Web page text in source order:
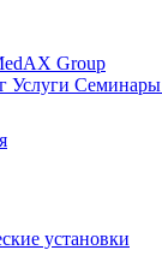
Group
Услуги Семинары